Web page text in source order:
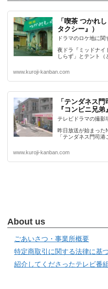
「喫茶 つかれ
タクシー』）
ドラマのロケ地に関
夜ドラ『ミッドナイ
しらず」とテント（
www.kuroji-kanban.com
「テンダネス
『コンビニ兄弟
テレビドラマの撮影
昨日放送が始まった
「テンダネス門司
www.kuroji-kanban.com
About us
ごあいさつ・事業所概要
特定商取引に関する法律に基
紹介してくださったテレビ番